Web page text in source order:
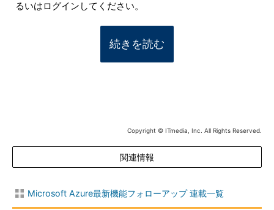
るいはログインしてください。
続きを読む
Copyright © ITmedia, Inc. All Rights Reserved.
関連情報
Microsoft Azure最新機能フォローアップ 連載一覧